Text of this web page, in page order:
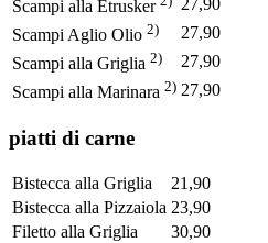
Scampi alla Etrusker
27,90
Scampi Aglio Olio 2)
27,90
Scampi alla Griglia 2)
27,90
Scampi alla Marinara 2) 27,90
piatti di carne
Bistecca alla Griglia
21,90
Bistecca alla Pizzaiola 23,90
Filetto alla Griglia
30,90